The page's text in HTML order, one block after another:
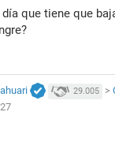
que tiene que
29.005 >